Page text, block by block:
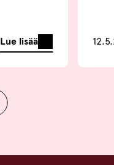
Lue lisää